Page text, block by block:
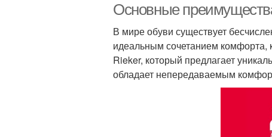
Основные
В мире обуви существует
идеальным сочетанием комфорта,
Rieker, который предлагает
обладает непередаваемым